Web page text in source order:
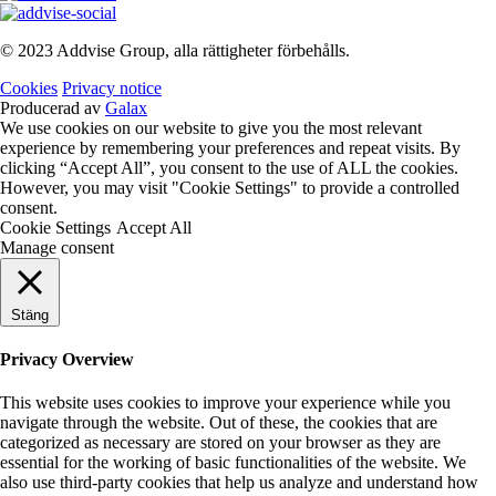
© 2023 Addvise Group, alla rättigheter förbehålls.
Cookies Privacy notice
Producerad av Galax
We use cookies on our website to give you the most relevant
experience by remembering your preferences and repeat visits. By
clicking “Accept All”, you consent to the use of ALL the cookies.
However, you may visit "Cookie Settings" to provide a controlled
consent.
Cookie Settings Accept All
Manage consent
Stäng
Privacy Overview
This website uses cookies to improve your experience while you
navigate through the website. Out of these, the cookies that are
categorized as necessary are stored on your browser as they are
essential for the working of basic functionalities of the website. We
also use third-party cookies that help us analyze and understand how